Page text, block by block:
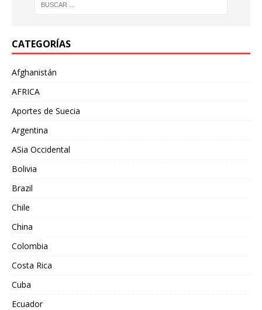
CATEGORÍAS
Afghanistán
AFRICA
Aportes de Suecia
Argentina
ASia Occidental
Bolivia
Brazil
Chile
China
Colombia
Costa Rica
Cuba
Ecuador